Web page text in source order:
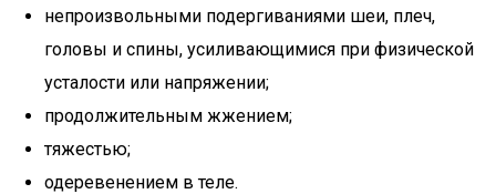
непроизвольными подергиваниями шеи, плеч,
головы и спины, усиливающимися при физической
усталости или напряжении;
продолжительным жжением;
тяжестью;
одеревенением в теле.